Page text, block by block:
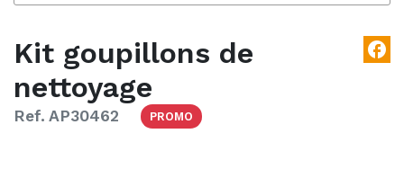
Kit goupillons de
nettoyage
facebook
Ref. AP30462 PROMO